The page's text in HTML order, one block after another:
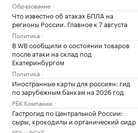
Образование
Что известно об атаках БПЛА на
регионы России. Главное к 7 августа
Политика
В WB сообщили о состоянии товаров
после атаки на склад под
Екатеринбургом
Политика
Иностранные карты для россиян: гид
по зарубежным банкам на 2026 год
РБК Компании
Гастрогид по Центральной России:
сыры, крокодилы и органический сидр